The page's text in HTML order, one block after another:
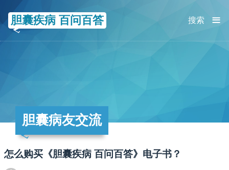
胆囊疾病 百问百答 ≡
搜索
胆囊病友交流
怎么购买《胆囊疾病 百问百答》电子书？